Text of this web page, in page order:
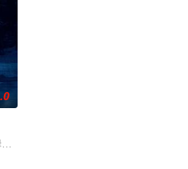
括布偶自行移动和夜半啼哭，石桥似
at t
迫回到了她空荡荡的童年故居，因为